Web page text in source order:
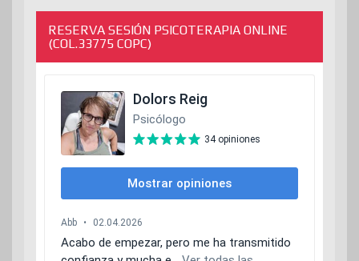
RESERVA SESIÓN PSICOTERAPIA ONLINE
(COL.33775 COPC)